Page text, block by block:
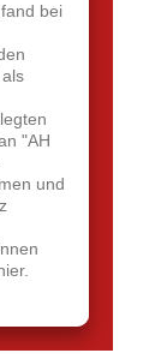
bei
"AH
und